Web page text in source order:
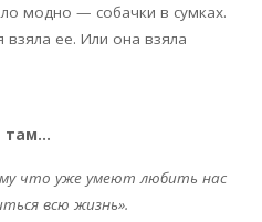
модно — собачки в сумках.
ее. Или она взяла
там…
что уже умеют любить нас
всю жизнь».